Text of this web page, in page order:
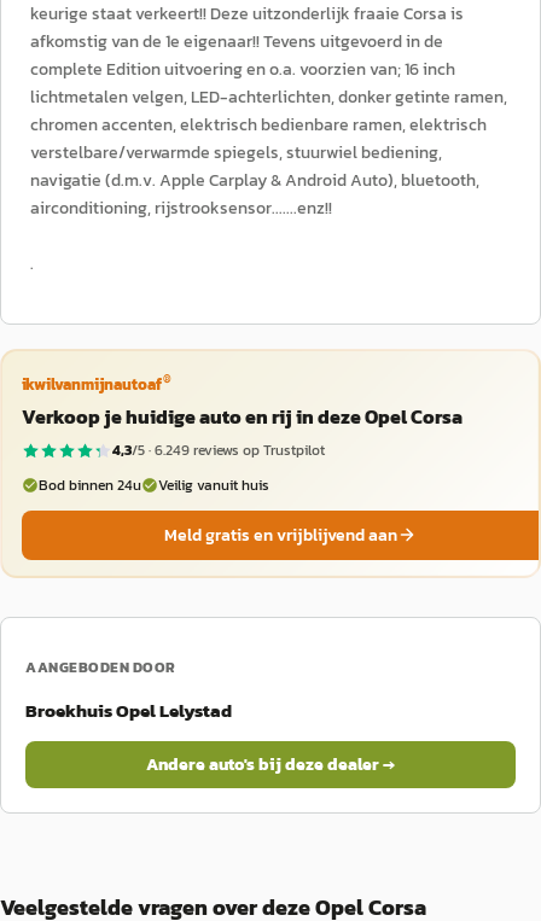
keurige staat verkeert!! Deze uitzonderlijk fraaie Corsa is
afkomstig van de 1e eigenaar!! Tevens uitgevoerd in de
complete Edition uitvoering en o.a. voorzien van; 16 inch
lichtmetalen velgen, LED-achterlichten, donker getinte ramen,
chromen accenten, elektrisch bedienbare ramen, elektrisch
verstelbare/verwarmde spiegels, stuurwiel bediening,
navigatie (d.m.v. Apple Carplay & Android Auto), bluetooth,
airconditioning, rijstrooksensor.......enz!!
.
ikwilvanmijnautoaf®
Verkoop je huidige auto en rij in deze Opel Corsa
4,3/5 ·6.249reviews op Trustpilot
Bod binnen 24u
Veilig vanuit huis
Meld gratis en vrijblijvend aan
AANGEBODEN DOOR
Broekhuis Opel Lelystad
Andere auto's bij deze dealer →
Veelgestelde vragen over deze Opel Corsa